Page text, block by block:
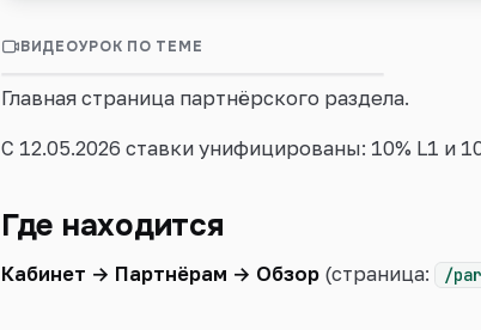
ВИДЕОУРОК ПО ТЕМЕ
зарабатывать
Главная страница партнёрского раздела.
С 12.05.2026 ставки унифицированы: 10% L1 и
Где находится
Кабинет → Партнёрам → Обзор (страница: /